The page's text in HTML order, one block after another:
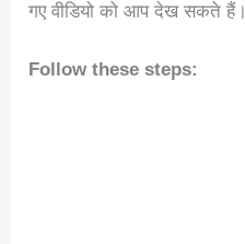
गए वीडियो को आप देख सकते हैं।
Follow these steps: